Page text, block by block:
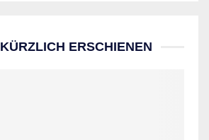
KÜRZLICH ERSCHIENEN